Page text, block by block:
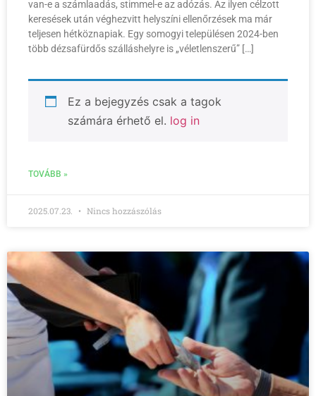
van-e a számlaadás, stimmel-e az adózás. Az ilyen célzott
keresések után véghezvitt helyszíni ellenőrzések ma már
teljesen hétköznapiak. Egy somogyi településen 2024-ben
több dézsafürdős szálláshelyre is „véletlenszerű” […]
Ez a bejegyzés csak a tagok
számára érhető el. log in
TOVÁBB »
2025.07.23. Nincs hozzászólás